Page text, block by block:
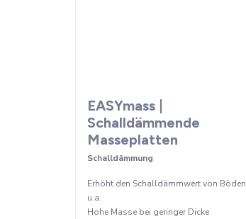
EASYmass |
Schalldämmende
Masseplatten
Schalldämmung
Erhöht den Schalldämmwert von Böden
u.a.
Hohe Masse bei geringer Dicke